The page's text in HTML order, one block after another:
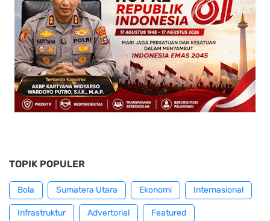
TOPIK POPULER
Bola Sumatera Utara Ekonomi Internasional
Infrastruktur Advertorial Featured